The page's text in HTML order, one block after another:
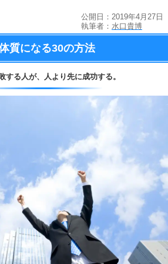
公開日：2019年4月27日
執筆者： 水口貴博
質になる30の方法
する人が、 人より先に成功する。